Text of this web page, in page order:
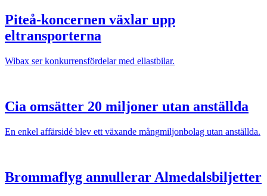
Piteå-koncernen växlar upp
eltransporterna
Wibax ser konkurrensfördelar med ellastbilar.
Cia omsätter 20 miljoner utan anställda
En enkel affärsidé blev ett växande mångmiljonbolag utan anställda.
Brommaflyg annullerar Almedalsbiljetter